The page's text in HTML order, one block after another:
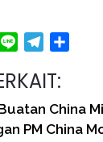
WhatsApp
Line Telegram
China
PM China